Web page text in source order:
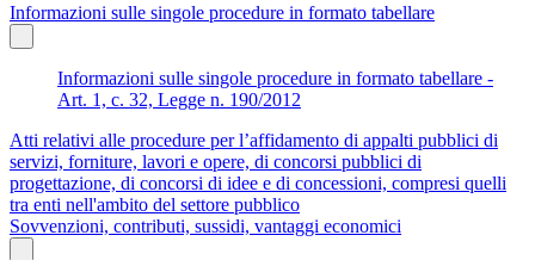
Informazioni sulle singole procedure in formato tabellare
Informazioni sulle singole procedure in formato tabellare -
Art. 1, c. 32, Legge n. 190/2012
Atti relativi alle procedure per l’affidamento di appalti pubblici di
servizi, forniture, lavori e opere, di concorsi pubblici di
progettazione, di concorsi di idee e di concessioni, compresi quelli
tra enti nell'ambito del settore pubblico
Sovvenzioni, contributi, sussidi, vantaggi economici